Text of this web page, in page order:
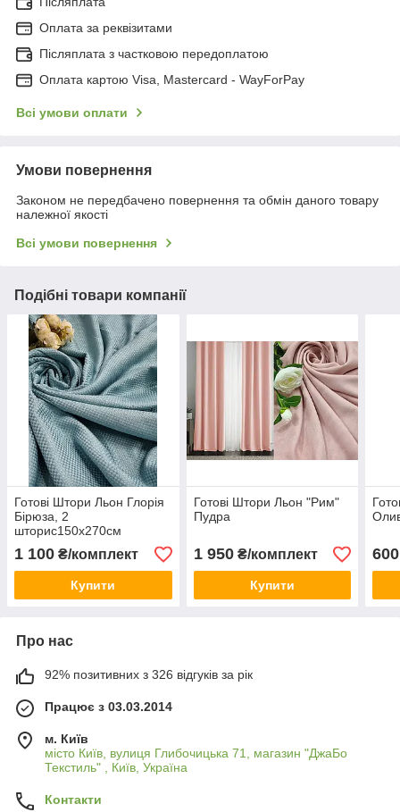
Оплата за реквізитами
Післяплата з частковою передоплатою
Оплата картою Visa, Mastercard - WayForPay
Всі умови оплати
Умови повернення
Законом не передбачено повернення та обмін даного товару
належної якості
Всі умови повернення
Подібні товари компанії
Готові Штори Льон Глорія
Бірюза, 2
шторис150х270см
1 100 ₴/комплект
Купити
Готові Штори Льон "Рим"
Пудра
1 950₴/комплект
Купити
600
Про нас
92% позитивних з 326 відгуків за рік
Працює з 03.03.2014
м. Київ
місто Київ, вулиця Глибочицька 71, магазин "ДжаБо
Текстиль" , Київ, Україна
Контакти